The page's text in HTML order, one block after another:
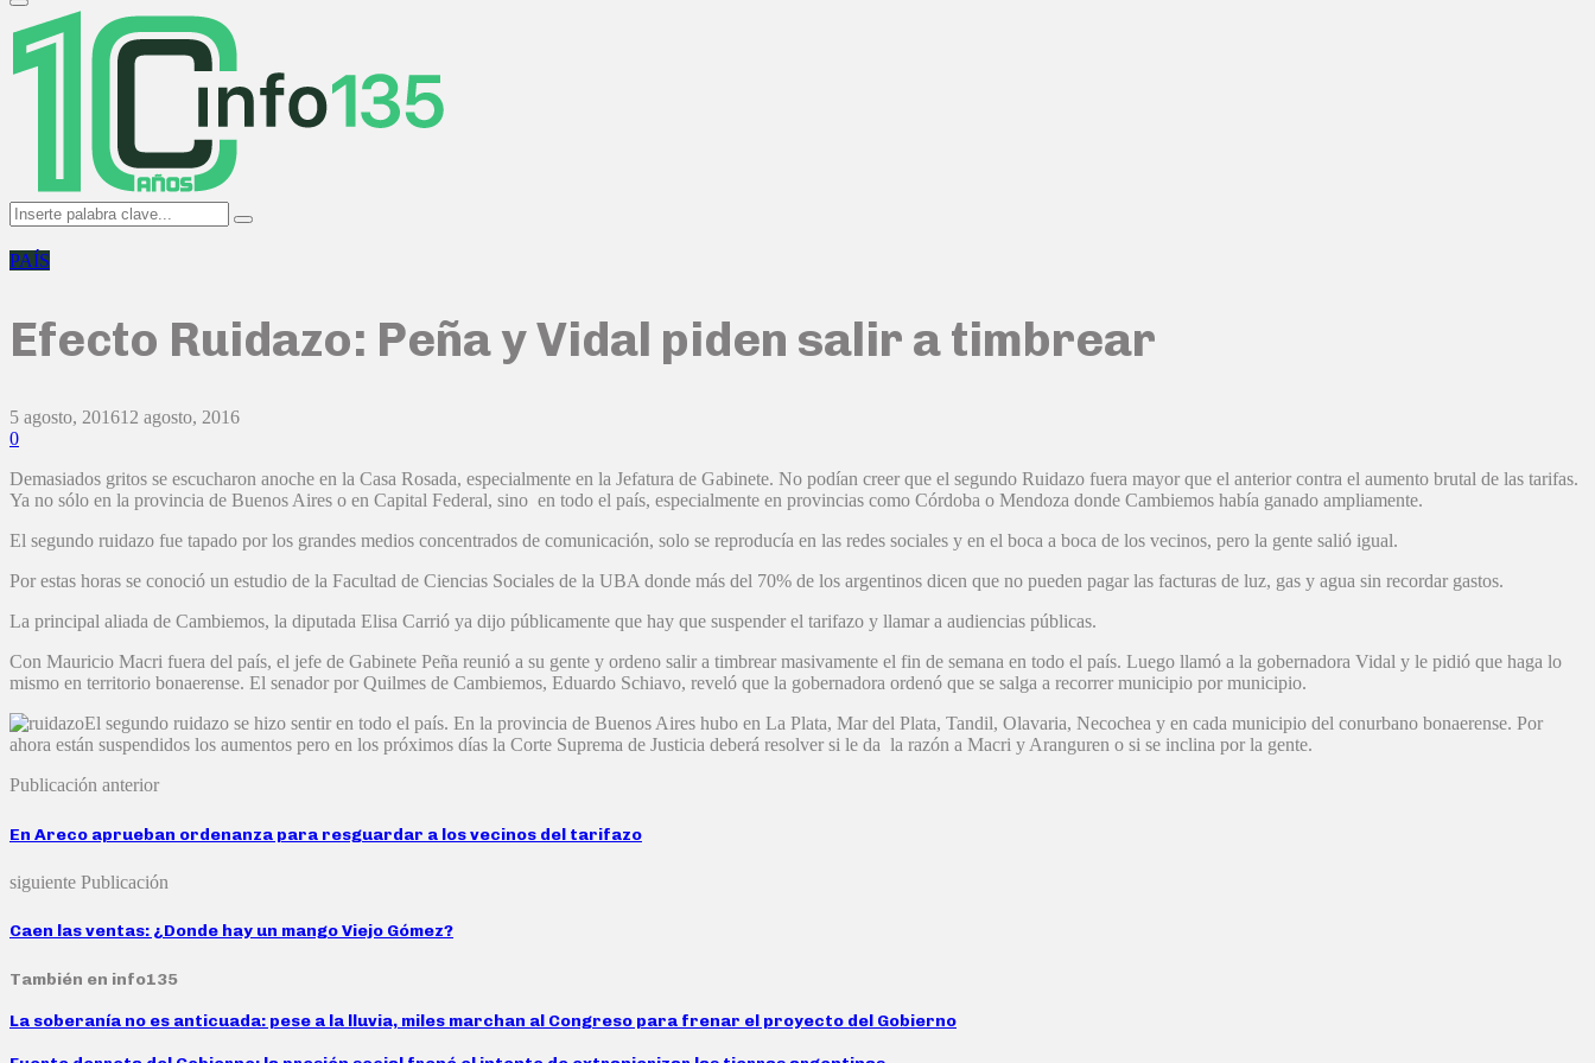
Primary
Menu
Search
for:
Search
PAÍS
Efecto Ruidazo: Peña y Vidal piden salir a timbrear
5 agosto, 201612 agosto, 2016
0
Demasiados gritos se escucharon anoche en la Casa Rosada, especialmente en la Jefatura de Gabinete. No podían creer que el segundo Ruidazo fuera mayor que el anterior contra el aumento brutal de las tarifas.
Ya no sólo en la provincia de Buenos Aires o en Capital Federal, sino en todo el país, especialmente en provincias como Córdoba o Mendoza donde Cambiemos había ganado ampliamente.
El segundo ruidazo fue tapado por los grandes medios concentrados de comunicación, solo se reproducía en las redes sociales y en el boca a boca de los vecinos, pero la gente salió igual.
Por estas horas se conoció un estudio de la Facultad de Ciencias Sociales de la UBA donde más del 70% de los argentinos dicen que no pueden pagar las facturas de luz, gas y agua sin recordar gastos.
La principal aliada de Cambiemos, la diputada Elisa Carrió ya dijo públicamente que hay que suspender el tarifazo y llamar a audiencias públicas.
Con Mauricio Macri fuera del país, el jefe de Gabinete Peña reunió a su gente y ordeno salir a timbrear masivamente el fin de semana en todo el país. Luego llamó a la gobernadora Vidal y le pidió que haga lo
mismo en territorio bonaerense. El senador por Quilmes de Cambiemos, Eduardo Schiavo, reveló que la gobernadora ordenó que se salga a recorrer municipio por municipio.
El segundo ruidazo se hizo sentir en todo el país. En la provincia de Buenos Aires hubo en La Plata, Mar del Plata, Tandil, Olavaria, Necochea y en cada municipio del conurbano bonaerense. Por
ahora están suspendidos los aumentos pero en los próximos días la Corte Suprema de Justicia deberá resolver si le da la razón a Macri y Aranguren o si se inclina por la gente.
Publicación anterior
En Areco aprueban ordenanza para resguardar a los vecinos del tarifazo
siguiente Publicación
Caen las ventas: ¿Donde hay un mango Viejo Gómez?
También en info135
La soberanía no es anticuada: pese a la lluvia, miles marchan al Congreso para frenar el proyecto del Gobierno